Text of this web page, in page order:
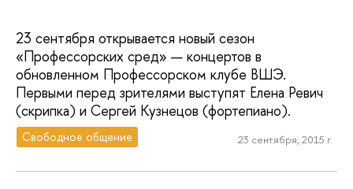
23 сентября открывается новый сезон
«Профессорских сред» — концертов в
обновленном Профессорском клубе ВШЭ.
Первыми перед зрителями выступят Елена Ревич
(скрипка) и Сергей Кузнецов (фортепиано).
Свободное общение 23 сентября, 2015 г.